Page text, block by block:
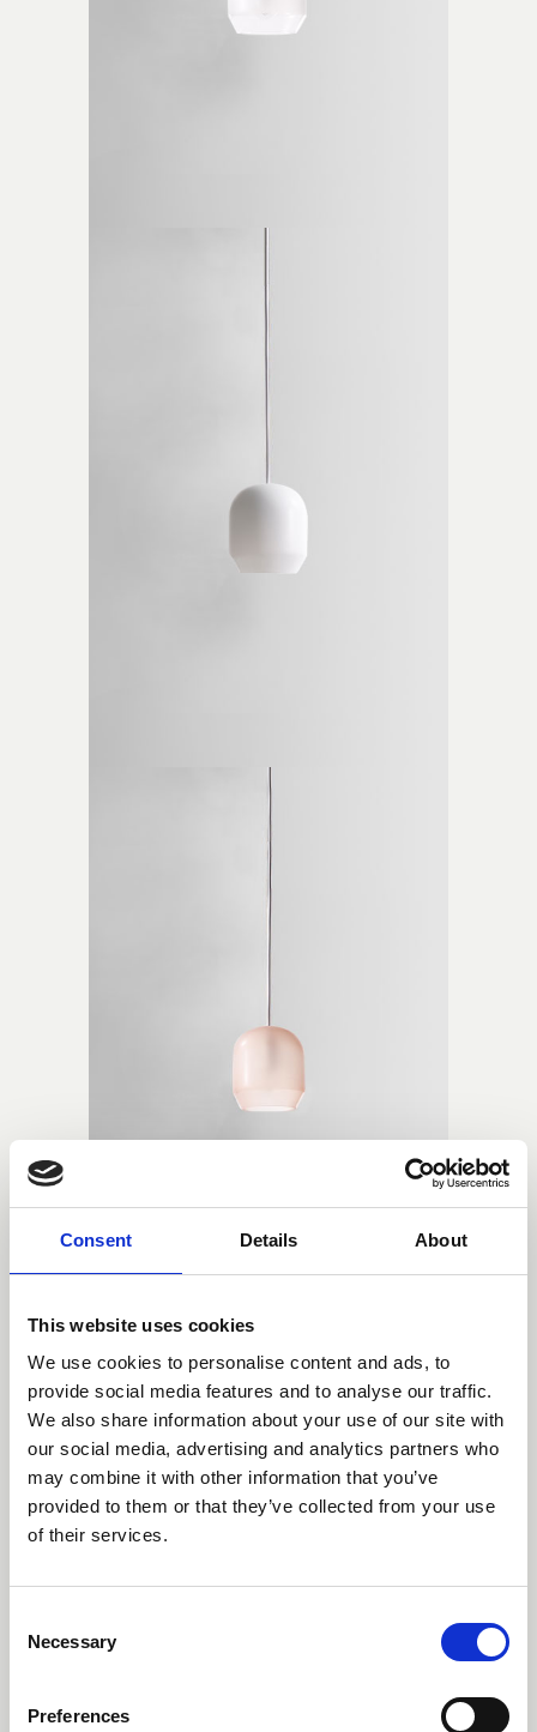
Consent Details About
This website uses cookies
We use cookies to personalise content and ads, to
provide social media features and to analyse our traffic.
We also share information about your use of our site with
our social media, advertising and analytics partners who
may combine it with other information that you’ve
provided to them or that they’ve collected from your use
of their services.
Selection
Necessary
Preferences